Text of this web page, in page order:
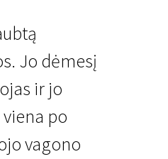
Jo dėmesį
ir jo
po
vagono